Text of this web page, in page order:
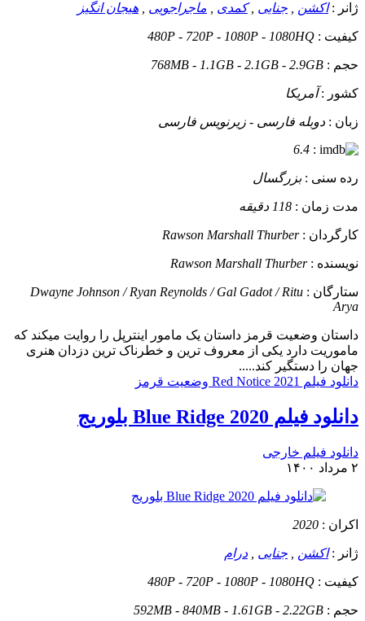
ژانر :اکشن , جنایی ,کمدی , ماجراجویی , هیجان انگیز
کیفیت : 480P - 720P - 1080P - 1080HQ
حجم : 768MB - 1.1GB - 2.1GB - 2.9GB
کشور :آمریکا
زبان : دوبله فارسی - زیرنویس فارسی
:
6.4
رده سنی :بزرگسال
مدت زمان : 118 دقیقه
کارگردان :Rawson Marshall Thurber
نویسنده :Rawson Marshall Thurber
ستارگان : Dwayne Johnson / Ryan Reynolds / Gal Gadot / Ritu
Arya
داستان وضعیت قرمز داستان یک مامور اینترپل را روایت میکند که
ماموریت دارد یکی از معروف ترین و خطرناک ترین دزدان هنری
جهان را دستگیر کند.....
دانلود فیلم Red Notice 2021 وضعیت قرمز
دانلود فیلم Blue Ridge 2020 بلوریج
دانلود فیلم خارجی
۲ مرداد ۱۴۰۰
اکران : 2020
ژانر :اکشن جنایی درام
کیفیت : 480P - 720P - 1080P - 1080HQ
حجم : 592MB - 840MB - 1.61GB - 2.22GB